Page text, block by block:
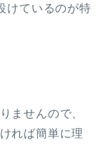
けているのが特
ませんので、
れば簡単に理